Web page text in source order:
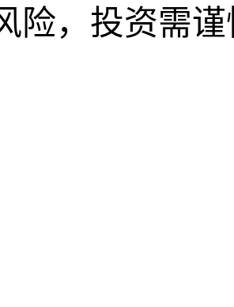
险，投资需